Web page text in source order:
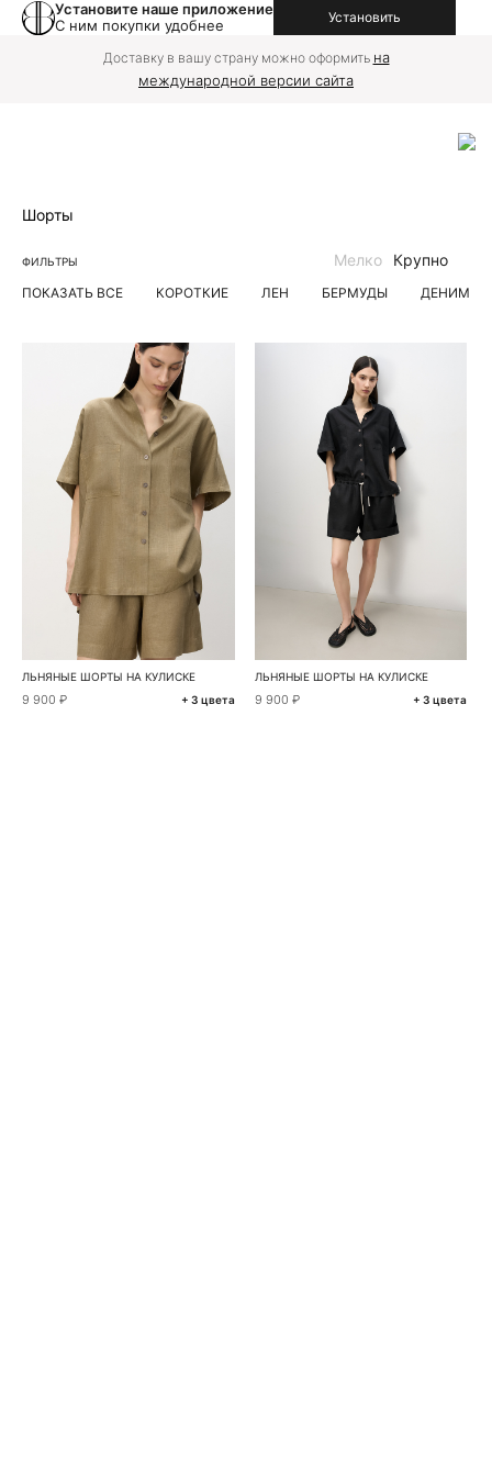
Установите наше приложение
С ним покупки удобнее
Установить
Доставку в вашу страну можно оформить на
международной версии сайта
Шорты
ФИЛЬТРЫ
ПОКАЗАТЬ ВСЕ КОРОТКИЕ ЛЕН БЕРМУДЫ ДЕНИМ
Мелко Крупно
ЛЬНЯНЫЕ ШОРТЫ НА КУЛИСКЕ
9 900 ₽ + 3 цвета
ЛЬНЯНЫЕ ШОРТЫ НА КУЛИСКЕ
9 900 ₽ + 3 цвета